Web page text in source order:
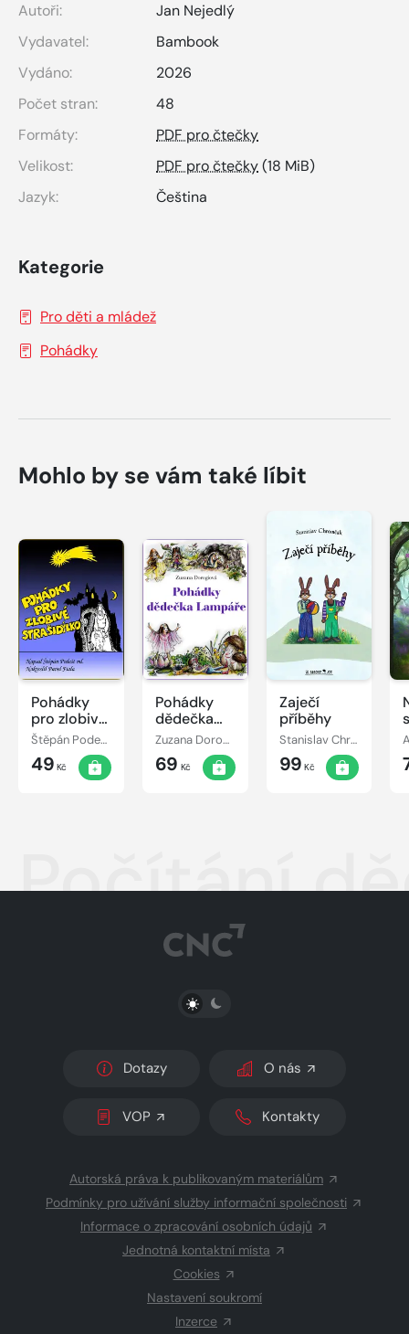
Autoři:
Jan Nejedlý
Vydavatel:
Bambook
Vydáno:
2026
Počet stran:
48
Formáty:
PDF pro čtečky
Velikost:
PDF pro čtečky(18 MiB)
Jazyk:
Čeština
Kategorie
Pro děti a mládež
Pohádky
Mohlo by se vám také líbit
Pohádky
pro zlobivé
strašidýlkoŠtěpán Podešt, ml.
49 Kč
Pohádky
dědečka
Lampáře Zuzana Dorogiová
69 Kč
Zaječí
příběhy
Stanislav Chromčák
99 Kč
Počítání
PŘEPNOUT SVĚTLÝ/TMAVÝ REŽIM
Dotazy O nás
VOP Kontakty
Autorská práva k publikovaným materiálům
Podmínky pro užívání služby informační společnosti
Informace o zpracování osobních údajů
Jednotná kontaktní místa
Cookies
Nastavení soukromí
Inzerce